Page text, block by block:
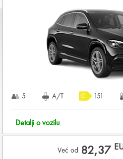
DEPOZIT NA KREDITNOJ
3.600,00 EUR+ iznosa najma
Za ovu grupu vozila potrebne
KOMPLETNI
5 A/T 151
Detalji o vozilu
Već od 82,37